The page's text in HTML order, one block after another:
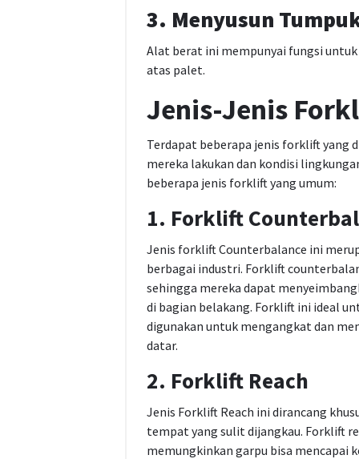
3. Menyusun
Alat berat ini mempunyai fungsi
atas palet.
Jenis-Jenis
Terdapat beberapa jenis forklift yang
mereka lakukan dan kondisi
beberapa jenis forklift yang umum:
1. Forklift
Jenis forklift Counterbalance ini
berbagai industri. Forklift
sehingga mereka dapat
di bagian belakang. Forklift ini ideal
digunakan untuk mengangkat dan
datar.
2. Forklift Reach
Jenis Forklift Reach ini dirancang
tempat yang sulit dijangkau. Forklift
memungkinkan garpu bisa mencapai